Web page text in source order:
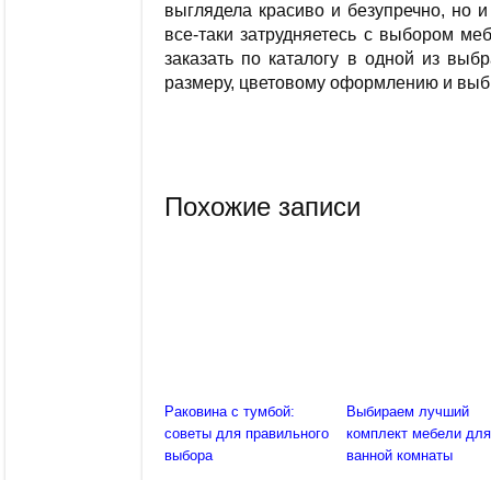
выглядела красиво и безупречно,
все-таки затрудняетесь с выбором
заказать по каталогу в одной из
размеру, цветовому оформлению и
Похожие записи
Раковина с тумбой:
советы для правильного
выбора
Выбираем лучший
комплект мебели для
ванной комнаты